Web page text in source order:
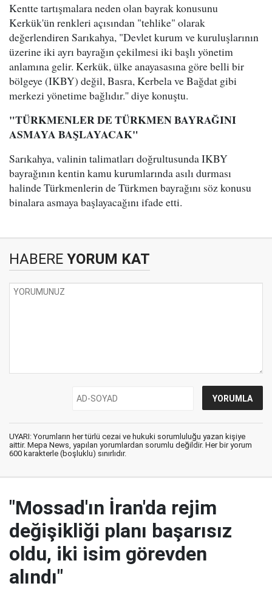
Kentte tartışmalara neden olan bayrak konusunu
Kerkük'ün renkleri açısından "tehlike" olarak
değerlendiren Sarıkahya, "Devlet kurum ve kuruluşlarının
üzerine iki ayrı bayrağın çekilmesi iki başlı yönetim
anlamına gelir. Kerkük, ülke anayasasına göre belli bir
bölgeye (IKBY) değil, Basra, Kerbela ve Bağdat gibi
merkezi yönetime bağlıdır.'' diye konuştu.
"TÜRKMENLER DE TÜRKMEN BAYRAĞINI
ASMAYA BAŞLAYACAK"
Sarıkahya, valinin talimatları doğrultusunda IKBY
bayrağının kentin kamu kurumlarında asılı durması
halinde Türkmenlerin de Türkmen bayrağını söz konusu
binalara asmaya başlayacağını ifade etti.
HABERE YORUM KAT
UYARI: Yorumların her türlü cezai ve hukuki sorumluluğu yazan kişiye
aittir. Mepa News, yapılan yorumlardan sorumlu değildir. Her bir yorum
600 karakterle (boşluklu) sınırlıdır.
"Mossad'ın İran'da rejim
değişikliği planı başarısız
oldu, iki isim görevden
alındı"